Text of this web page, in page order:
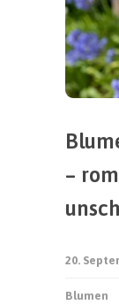
–
20.
Blumen